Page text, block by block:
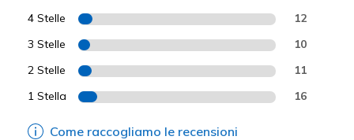
4 Stelle 12
3 Stelle 10
2 Stelle 11
1 Stella 16
Come raccogliamo le recensioni